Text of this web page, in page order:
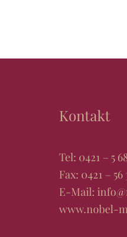
Kontakt
Tel: 0421 – 5
Fax: 0421 – 56
E-Mail:
www.nobel-